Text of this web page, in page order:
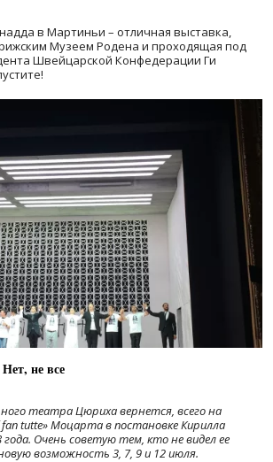
в Мартиньи – отличная выставка,
Музеем Родена и проходящая под
Швейцарской Конфедерации Ги
не все
театра Цюриха вернется, всего на
fan tutte» Моцарта в постановке Кирилла
года. Очень советую тем, кто не видел ее
возможность 3, 7, 9 и 12 июля.